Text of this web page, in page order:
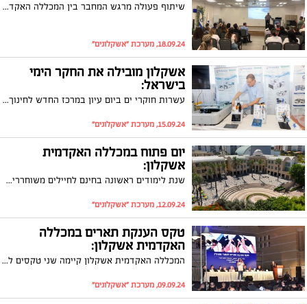
שיתוף פעולה מרגש המחבר בין המכללה האקדמית לקהילה באשקלון
18.09.24, מערכת "אשקלונים"
אשקלון מובילה את החקר הימי
בישראל:
עשרות חוקרי ים ביום עיון במרכז החדש לחינוך ומחקר ימי
15.09.24, מערכת "אשקלונים"
יום פתוח במכללה האקדמית
אשקלון:
שנת לימודים ראשונה בחינם לחיילים משוחררים ולמסיימי שירות לאומי. בנוסף, סטודנטים הלומדים לתואר ראשון בתשפ"ה יוכלו לקבל מלגה מלאה לשנת הלימודים הראשונה בעבור פעילות חברתית שבועית
12.09.24, מערכת "אשקלונים"
טקס הענקת תארים במכללה
האקדמית אשקלון:
המכללה האקדמית אשקלון קיימה שני טקסים להענקת תארים ל-1218 בוגרים: 1156 בוגרים קיבלו תואר ראשון ועוד 62 בוגרים קיבלו הסמכה לתואר שני. עד כה סיימו את לימודיהם במכללה כ-22 אלף בוגרות ובוגרים.
09.09.24, מערכת "אשקלונים"